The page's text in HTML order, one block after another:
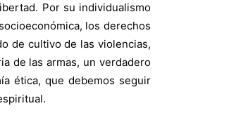
Por su individualismo
los derechos
de cultivo de las violencias,
de las armas, un verdadero
ética, que debemos seguir